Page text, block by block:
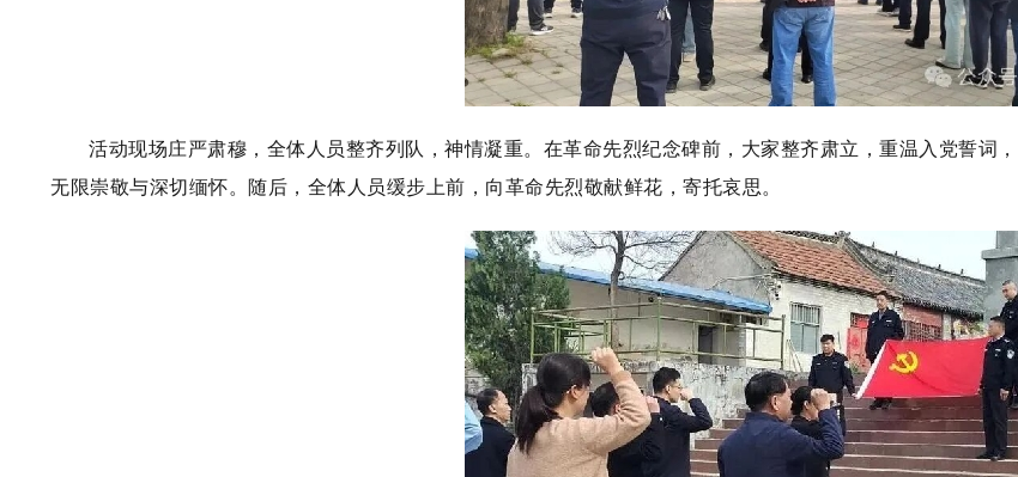
活动现场庄严肃穆，全体人员整齐列队，神情凝重。在革命先烈纪念碑前，大家整齐肃立，重温入党誓词
无限崇敬与深切缅怀。随后，全体人员缓步上前，向革命先烈敬献鲜花，寄托哀思。